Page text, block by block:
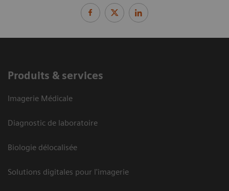
Produits & services
Imagerie Médicale
Diagnostic de laboratoire
Biologie délocalisée
Solutions digitales pour l'imagerie